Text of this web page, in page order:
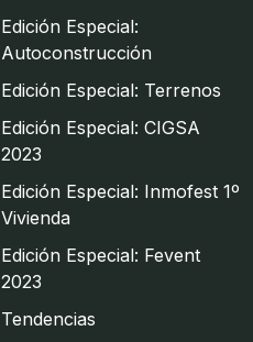
Edición Especial:
Autoconstrucción
Edición Especial: Terrenos
Edición Especial: CIGSA
2023
Edición Especial: Inmofest 1º
Vivienda
Edición Especial: Fevent
2023
Tendencias